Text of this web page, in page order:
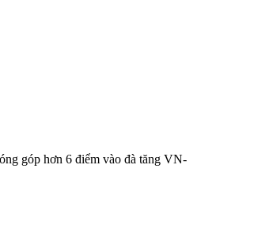
góp hơn 6 điểm vào đà tăng VN-